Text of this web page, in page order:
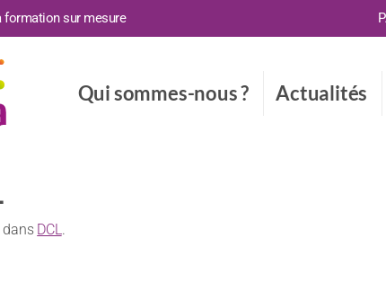
formation sur mesure
Qui sommes-nous ? Actualités
dans DCL .